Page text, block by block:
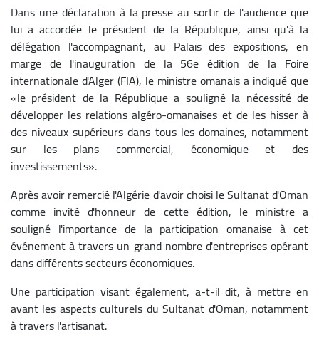
Dans une déclaration à la presse au sortir de l'audience que
lui a accordée le président de la République, ainsi qu'à la
délégation l'accompagnant, au Palais des expositions, en
marge de l'inauguration de la 56e édition de la Foire
internationale d'Alger (FIA), le ministre omanais a indiqué que
«le président de la République a souligné la nécessité de
développer les relations algéro-omanaises et de les hisser à
des niveaux supérieurs dans tous les domaines, notamment
sur les plans commercial, économique et des
investissements».
Après avoir remercié l'Algérie d'avoir choisi le Sultanat d'Oman
comme invité d'honneur de cette édition, le ministre a
souligné l'importance de la participation omanaise à cet
événement à travers un grand nombre d'entreprises opérant
dans différents secteurs économiques.
Une participation visant également, a-t-il dit, à mettre en
avant les aspects culturels du Sultanat d'Oman, notamment
à travers l'artisanat.